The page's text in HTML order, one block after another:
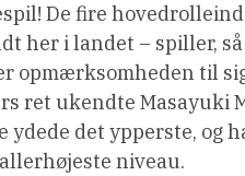
De fire
her i landet – spiller,
opmærksomheden til
ret ukendte Masayuki
det ypperste, og
niveau.